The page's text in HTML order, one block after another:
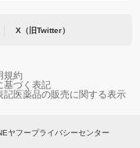
X（旧Twitter）
規約
基づく表記
記医薬品の販売に関する表示
ヤフープライバシーセンター